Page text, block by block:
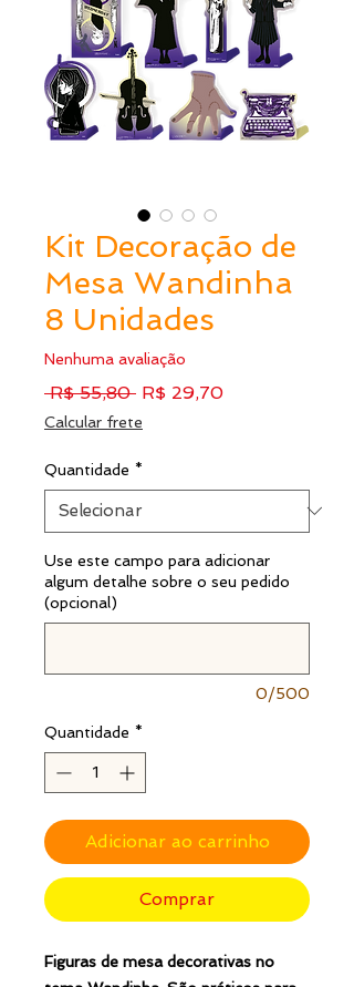
Kit Decoração de
Mesa Wandinha
8 Unidades
Nenhuma avaliação
R$ 55,80 Preço
R$ 29,70Preço
Calcular frete
Quantidade *
Use este campo para adicionar
algum detalhe sobre o seu pedido
(opcional)
0/500
Quantidade *
Adicionar ao carrinho
Comprar
Figuras de mesa decorativas no